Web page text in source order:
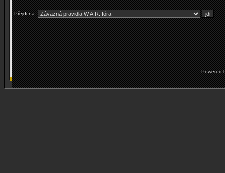
Přejdi na:
Powered